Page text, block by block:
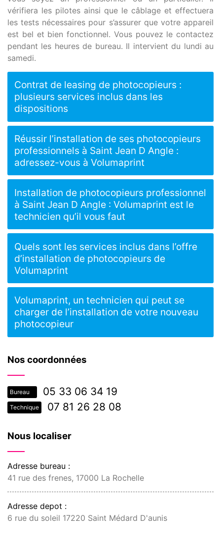
Nos coordonnées
Bureau 05 33 06 34 19
Technique 07 81 26 28 08
Nous localiser
Adresse bureau :
41 rue des frenes, 17000 La Rochelle
Adresse depot :
6 rue du soleil 17220 Saint Médard D'aunis
vérifiera les pilotes ainsi que le câblage et effectuera
les tests nécessaires pour s’assurer que votre appareil
est bel et bien fonctionnel. Vous pouvez le contactez
pendant les heures de bureau. Il intervient du lundi au
samedi.
Contrat de leasing de photocopieurs :
plusieurs services inclus dans les
dispositions
Réussir l’installation de ses photocopieurs
professionnels à Saint Jean D Angle :
adressez-vous à Volumaprint
Installation de photocopieurs professionnel
à Saint Jean D Angle : Volumaprint est le
technicien qu’il vous faut
Quels sont les services inclus dans l’offre
d’installation de photocopieurs de
Volumaprint
Volumaprint, un technicien qui peut se
charger de l’installation de votre nouveau
photocopieur